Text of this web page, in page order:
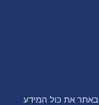
באתר את כול המידע